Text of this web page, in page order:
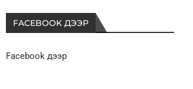
FACEBOOK ДЭЭР
Facebook дээр